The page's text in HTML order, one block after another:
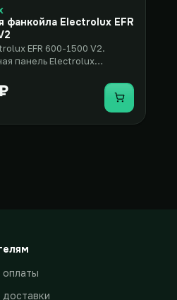
фанкойла Electrolux EFR
EFR 600-1500 V2.
панель Electrolux
Купить
оплаты
доставки